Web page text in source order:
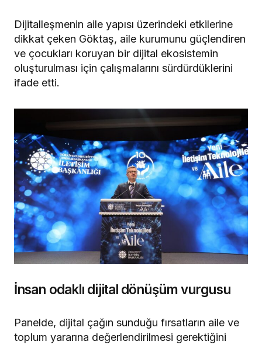
Dijitalleşmenin aile yapısı üzerindeki etkilerine
dikkat çeken Göktaş, aile kurumunu güçlendiren
ve çocukları koruyan bir dijital ekosistemin
oluşturulması için çalışmalarını sürdürdüklerini
ifade etti.
İnsan odaklı dijital dönüşüm vurgusu
Panelde, dijital çağın sunduğu fırsatların aile ve
toplum yararına değerlendirilmesi gerektiğini